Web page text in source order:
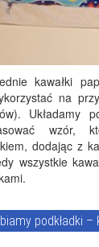
kawałki
na
Układamy
wzór,
dodając z
wszystkie
podkładki